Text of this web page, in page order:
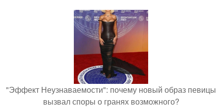
"Эффект Неузнаваемости": почему новый образ певицы
вызвал споры о гранях возможного?